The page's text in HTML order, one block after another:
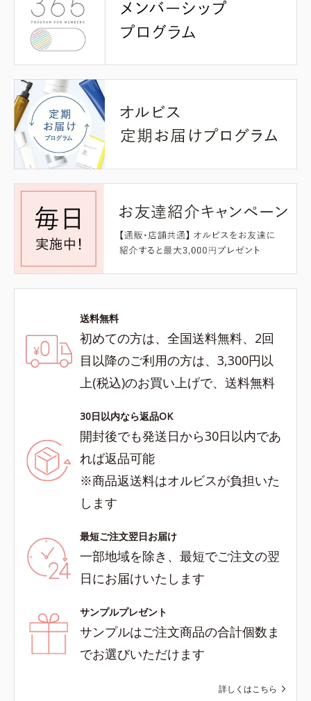
送料無料
初めての方は、全国送料無料、2回
目以降のご利用の方は、3,300円以
上(税込)のお買い上げで、送料無料
30日以内なら返品OK
開封後でも発送日から30日以内であ
れば返品可能
※商品返送料はオルビスが負担いた
します
最短ご注文翌日お届け
一部地域を除き、最短でご注文の翌
日にお届けいたします
サンプルプレゼント
サンプルはご注文商品の合計個数ま
でお選びいただけます
詳しくはこちら